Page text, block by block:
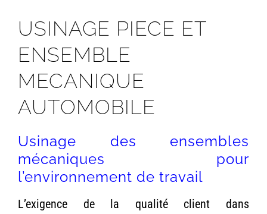
USINAGE PIECE ET
ENSEMBLE
MECANIQUE
AUTOMOBILE
Usinage des ensembles
mécaniques pour
l’environnement de travail
L’exigence de la qualité client dans